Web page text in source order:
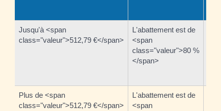
Jusqu'à <span
class="valeur">512,79 €</span>
L'abattement est de
<span
class="valeur">80 %
</span>
Plus de <span
class="valeur">512,79 €</span>
L'abattement est de
<span